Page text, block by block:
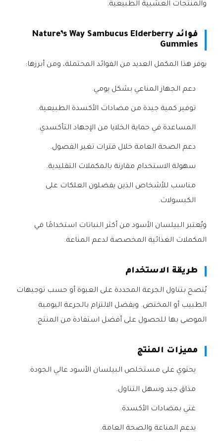
والمنتجات العشبية الطبيعية.
فوائد Nature’s Way Sambucus Elderberry
Gummies
يوفر هذا المكمل العديد من الفوائد المحتملة، ومن أبرزها:
دعم الجهاز المناعي بشكل يومي.
توفير كمية جيدة من مضادات الأكسدة الطبيعية.
المساعدة في حماية الخلايا من الإجهاد التأكسدي.
دعم الصحة العامة خلال فترات تغير الفصول.
سهولة الاستخدام مقارنة بالمكملات التقليدية.
مناسب للأشخاص الذين يفضلون العلكات على
الكبسولات.
ويُعتبر البيلسان الأسود من أكثر النباتات استخدامًا في
المكملات الغذائية المخصصة لدعم المناعة.
طريقة الاستخدام
يُنصح بتناول الجرعة المحددة على العبوة أو حسب توجيهات
الطبيب أو المختص. ويفضل الالتزام بالجرعة اليومية
الموصى بها للحصول على أفضل استفادة من المنتج.
مميزات المنتج
يحتوي على مستخلص البيلسان الأسود عالي الجودة.
مذاق جيد وسهل التناول.
غني بمضادات الأكسدة.
يدعم المناعة والصحة العامة.